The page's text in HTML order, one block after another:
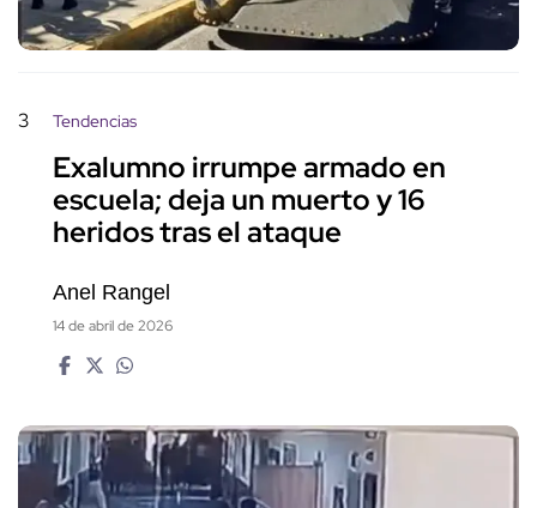
3 Tendencias
Exalumno irrumpe armado en
escuela; deja un muerto y 16
heridos tras el ataque
Anel Rangel
14 de abril de 2026